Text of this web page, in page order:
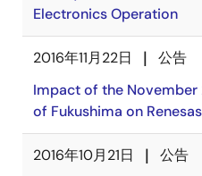
Electronics Operation
2016年11月22日
公告
Impact of the November
of Fukushima on
2016年10月21日
公告